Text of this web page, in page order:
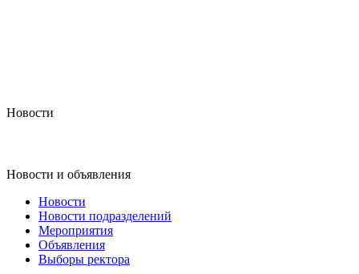
Новости
Новости и объявления
Новости
Новости подразделений
Мероприятия
Объявления
Выборы ректора